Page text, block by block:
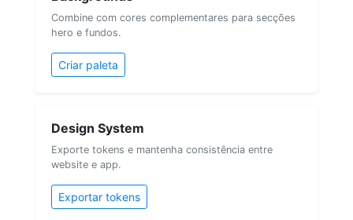
Combine com cores complementares para secções
hero e fundos.
Criar paleta
Design System
Exporte tokens e mantenha consistência entre
website e app.
Exportar tokens